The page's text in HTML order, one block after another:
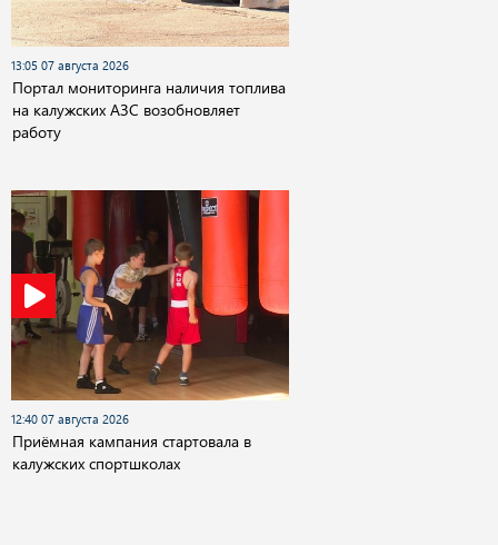
13:05 07 августа 2026
Портал мониторинга наличия топлива
на калужских АЗС возобновляет
работу
12:40 07 августа 2026
Приёмная кампания стартовала в
калужских спортшколах